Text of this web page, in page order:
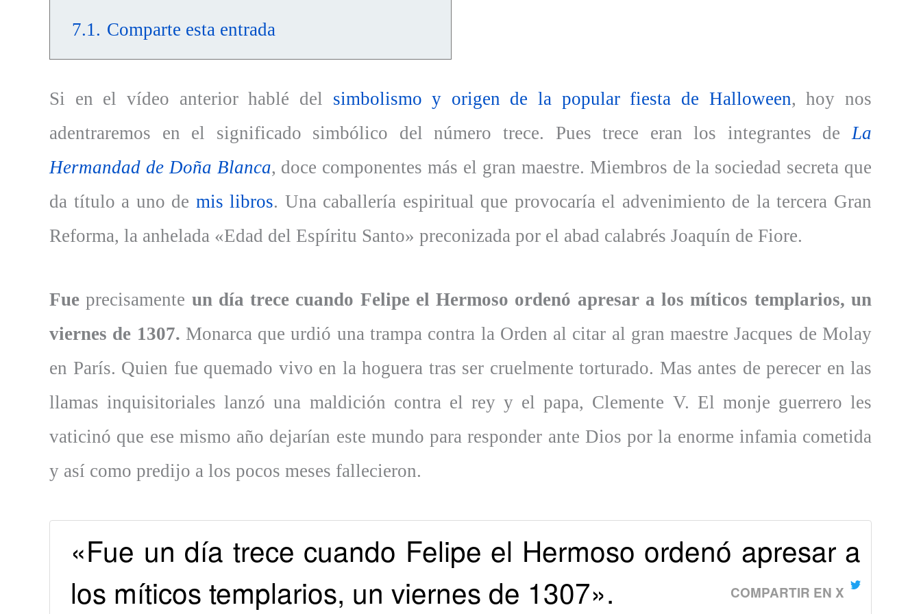
7.1. Comparte esta entrada
Si en el vídeo anterior hablé del simbolismo y origen de la popular fiesta de Halloween, hoy nos
adentraremos en el significado simbólico del número trece. Pues trece eran los integrantes deLa
Hermandad de Doña Blanca, doce componentes más el gran maestre. Miembros de la sociedad secreta que
da título a uno de mis libros. Una caballería espiritual que provocaría el advenimiento de la tercera Gran
Reforma, la anhelada «Edad del Espíritu Santo» preconizada por el abad calabrés Joaquín de Fiore.
Fue precisamente un día trece cuando Felipe el Hermoso ordenó apresar a los míticos templarios, un
viernes de 1307. Monarca que urdió una trampa contra la Orden al citar al gran maestre Jacques de Molay
en París. Quien fue quemado vivo en la hoguera tras ser cruelmente torturado. Mas antes de perecer en las
llamas inquisitoriales lanzó una maldición contra el rey y el papa, Clemente V. El monje guerrero les
vaticinó que ese mismo año dejarían este mundo para responder ante Dios por la enorme infamia cometida
y así como predijo a los pocos meses fallecieron.
«Fue un día trece cuando Felipe el Hermoso ordenó apresar a
los míticos templarios, un viernes de 1307».
COMPARTIR EN X